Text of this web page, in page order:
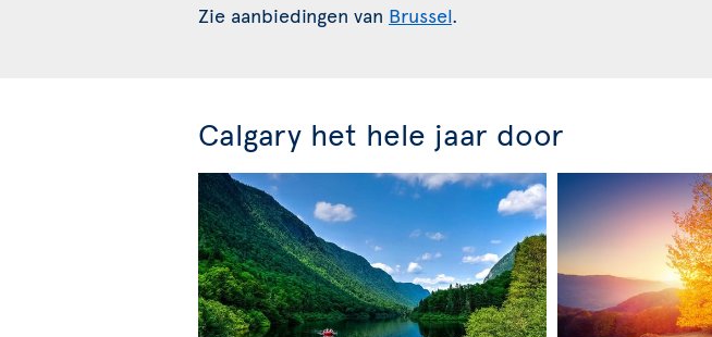
Zie aanbiedingen van Brussel.
Calgary het hele jaar door